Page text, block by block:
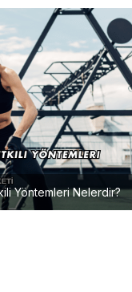
Yöntemleri Nelerdir?